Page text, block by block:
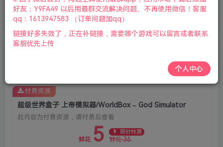
超级世界盒子 上帝模拟器/WorldBox – God
Simulator
超级世界盒子 上帝模拟器/WorldBox – God Simulator
此内容为付费资源，请付费后查看
鲜花 5 限时特惠
鲜花 36
付费资源
好友：Y9FA49 以后用最群交流解决问题。不再使用微信！客服
qq：1613947583 （订单问题加qq）
链接好多失效了，正在补链接，需要哪个游戏可以留言或者联系
客服优先上传
个人中心